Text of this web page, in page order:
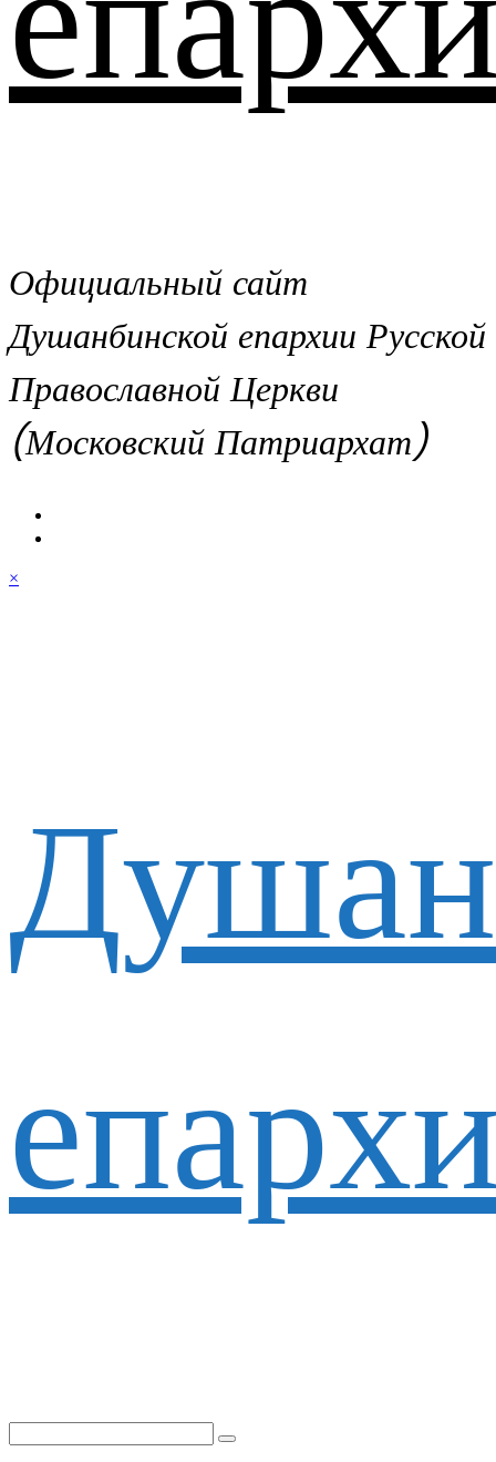
Официальный сайт
Душанбинской епархии Русской
Православной Церкви
(Московский Патриархат)
×